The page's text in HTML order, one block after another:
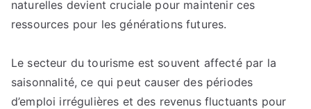
naturelles devient cruciale pour maintenir ces
ressources pour les générations futures.
Le secteur du tourisme est souvent affecté par la
saisonnalité, ce qui peut causer des périodes
d’emploi irrégulières et des revenus fluctuants pour